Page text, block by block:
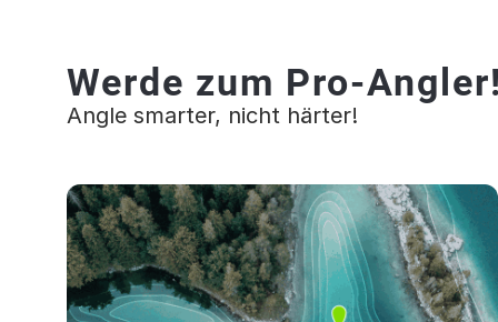
Werde zum Pro-
Angle smarter, nicht härter!